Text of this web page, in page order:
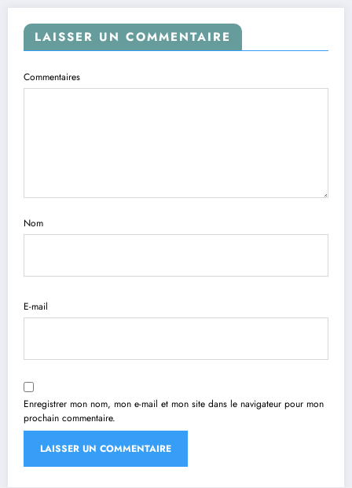
LAISSER UN COMMENTAIRE
Commentaires
Nom
E-mail
Enregistrer mon nom, mon e-mail et mon site dans le navigateur pour mon
prochain commentaire.